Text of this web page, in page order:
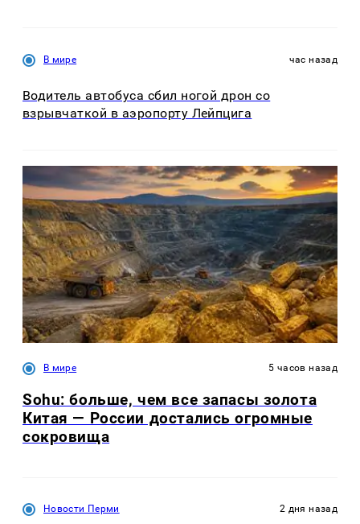
В мире час назад
Водитель автобуса сбил ногой дрон со
взрывчаткой в аэропорту Лейпцига
В мире 5 часов назад
Sohu: больше, чем все запасы золота
Китая — России достались огромные
сокровища
Новости Перми 2 дня назад